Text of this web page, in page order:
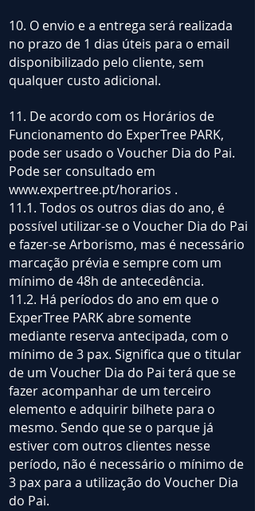
10. O envio e a entrega será realizada
no prazo de 1 dias úteis para o email
disponibilizado pelo cliente, sem
qualquer custo adicional.
11. De acordo com os Horários de
Funcionamento do ExperTree PARK,
pode ser usado o Voucher Dia do Pai.
Pode ser consultado em
www.expertree.pt/horarios .
11.1. Todos os outros dias do ano, é
possível utilizar-se o Voucher Dia do Pai
e fazer-se Arborismo, mas é necessário
marcação prévia e sempre com um
mínimo de 48h de antecedência.
11.2. Há períodos do ano em que o
ExperTree PARK abre somente
mediante reserva antecipada, com o
mínimo de 3 pax. Significa que o titular
de um Voucher Dia do Pai terá que se
fazer acompanhar de um terceiro
elemento e adquirir bilhete para o
mesmo. Sendo que se o parque já
estiver com outros clientes nesse
período, não é necessário o mínimo de
3 pax para a utilização do Voucher Dia
do Pai.